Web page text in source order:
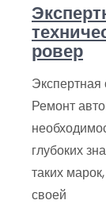
ровер
Ремонт
глубоких
таких
своей